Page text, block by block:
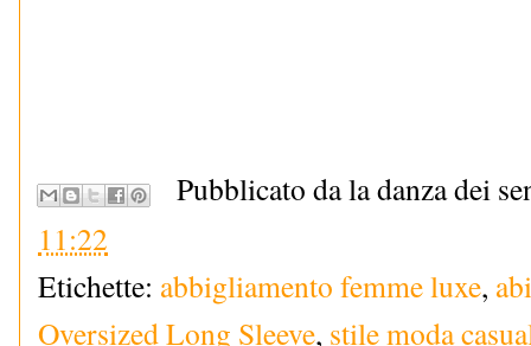
Pubblicato da la danza dei
11:22
Etichette: abbigliamento femme luxe,
Oversized Long Sleeve, stile moda